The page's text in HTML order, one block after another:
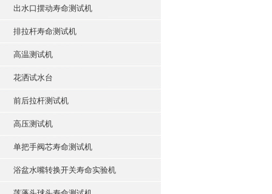
出水口摆动寿命测试机
排拉杆寿命测试机
高温测试机
花洒试水台
前后拉杆测试机
高压测试机
单把手阀芯寿命测试机
浴盆水嘴转换开关寿命实验机